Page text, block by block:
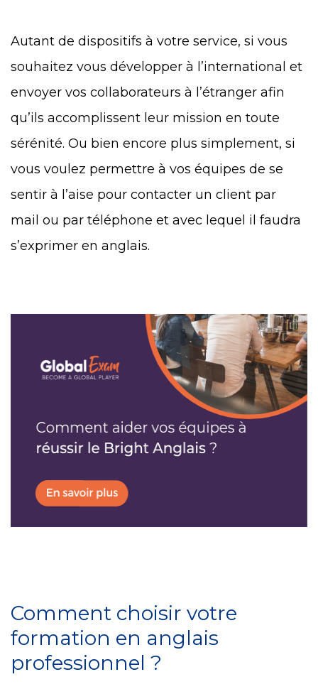
Autant de dispositifs à votre service, si vous
souhaitez vous développer à l’international et
envoyer vos collaborateurs à l’étranger afin
qu’ils accomplissent leur mission en toute
sérénité. Ou bien encore plus simplement, si
vous voulez permettre à vos équipes de se
sentir à l’aise pour contacter un client par
mail ou par téléphone et avec lequel il faudra
s’exprimer en anglais.
Comment choisir votre
formation en anglais
professionnel ?